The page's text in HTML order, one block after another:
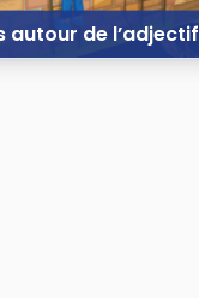
autour de l’adjectif